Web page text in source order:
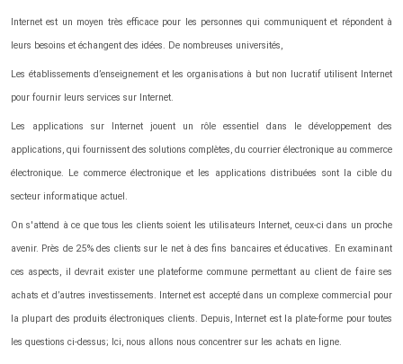
Internet est un moyen très efficace pour les personnes qui communiquent et répondent à
leurs besoins et échangent des idées. De nombreuses universités,
Les établissements d’enseignement et les organisations à but non lucratif utilisent Internet
pour fournir leurs services sur Internet.
Les applications sur Internet jouent un rôle essentiel dans le développement des
applications, qui fournissent des solutions complètes, du courrier électronique au commerce
électronique. Le commerce électronique et les applications distribuées sont la cible du
secteur informatique actuel.
On s'attend à ce que tous les clients soient les utilisateurs Internet, ceux-ci dans un proche
avenir. Près de 25% des clients sur le net à des fins bancaires et éducatives. En examinant
ces aspects, il devrait exister une plateforme commune permettant au client de faire ses
achats et d’autres investissements. Internet est accepté dans un complexe commercial pour
la plupart des produits électroniques clients. Depuis, Internet est la plate-forme pour toutes
les questions ci-dessus; Ici, nous allons nous concentrer sur les achats en ligne.